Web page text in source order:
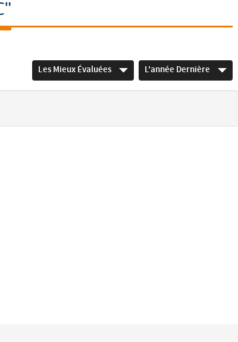
Les Mieux Évaluées L'année Dernière